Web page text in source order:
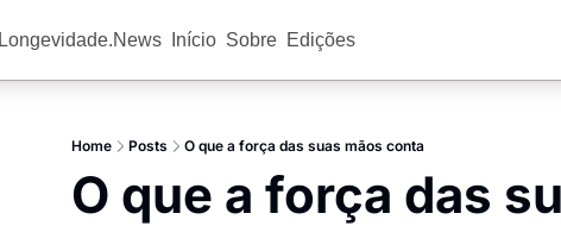
Longevidade.News Início Sobre Edições
Home Posts O que a força das suas mãos conta
O que a força das